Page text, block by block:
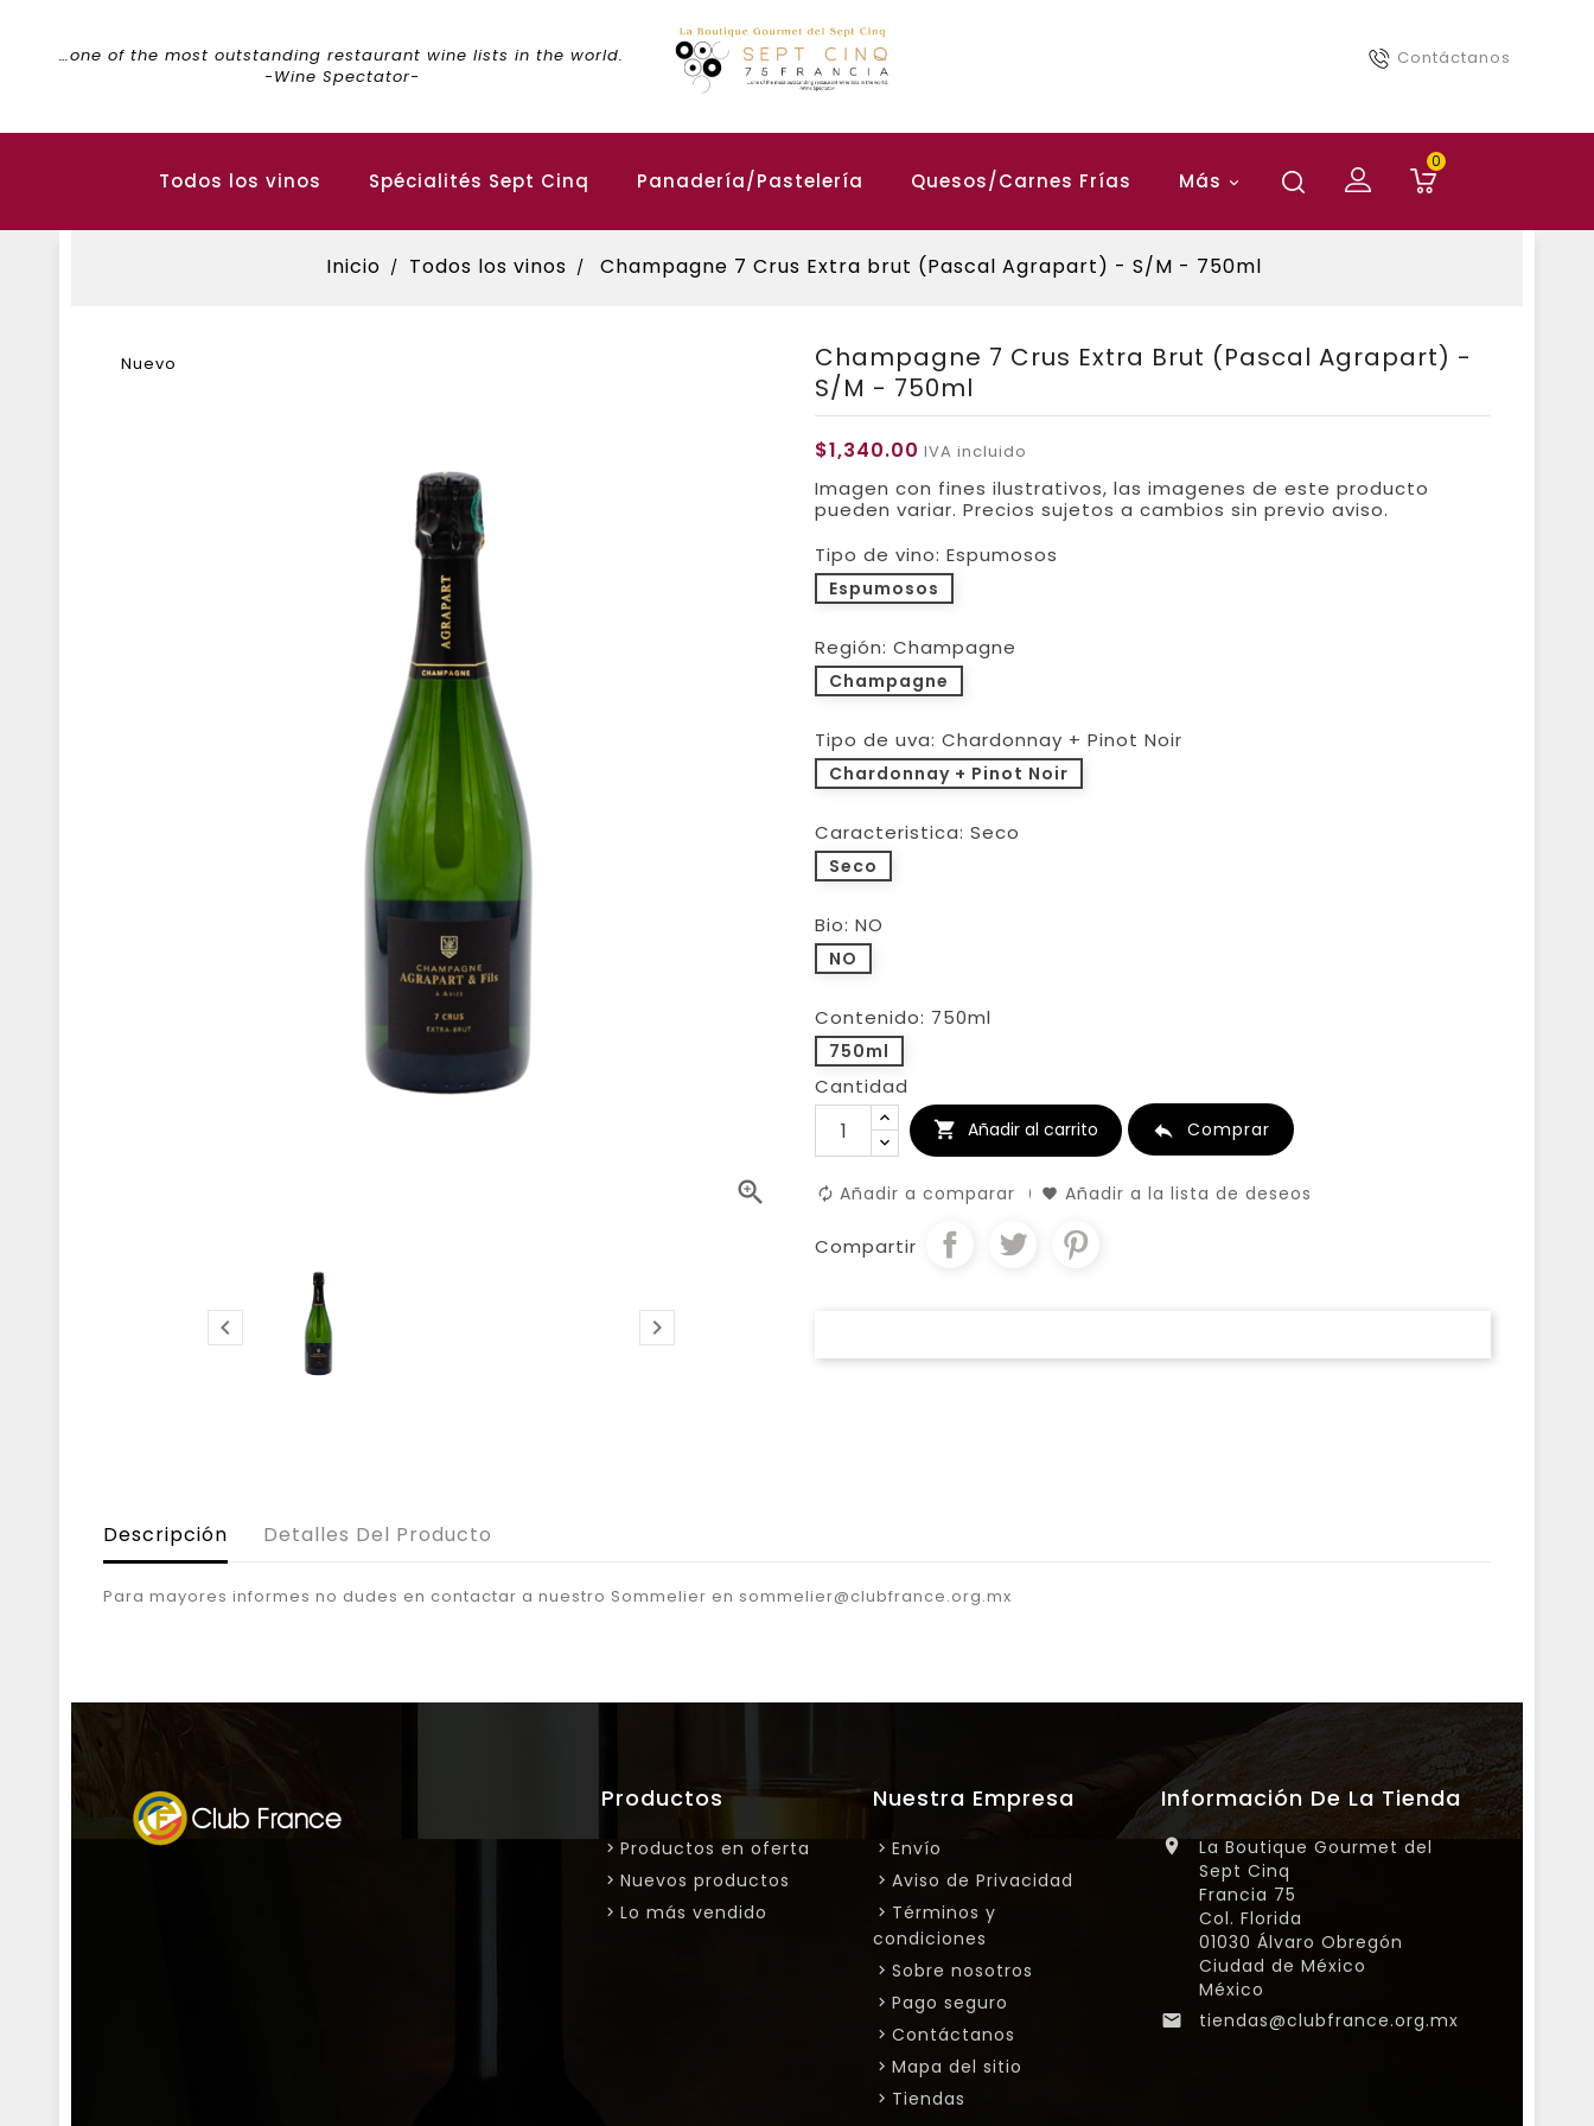
…one of the most outstanding restaurant wine lists in the world.
-Wine Spectator-
Contáctanos
Todos los vinos Spécialités Sept Cinq Panadería/Pastelería Quesos/Carnes Frías Más
0
Inicio Todos los vinos Champagne 7 Crus Extra brut (Pascal Agrapart) - S/M - 750ml
Nuevo

 
Champagne 7 Crus Extra Brut (Pascal Agrapart) -
S/M - 750ml
$1,340.00 IVA incluido
Imagen con fines ilustrativos, las imagenes de este producto
pueden variar. Precios sujetos a cambios sin previo aviso.
Tipo de vino: Espumosos
Espumosos
Región: Champagne
Champagne
Tipo de uva: Chardonnay + Pinot Noir
Chardonnay + Pinot Noir
Caracteristica: Seco
Seco
Bio: NO
NO
Contenido: 750ml
750ml
Cantidad
 Añadir al carrito  Comprar
Añadir a comparar Añadir a la lista de deseos
Compartir
Descripción Detalles Del Producto
Para mayores informes no dudes en contactar a nuestro Sommelier en sommelier@clubfrance.org.mx
Productos
Productos en oferta
Nuevos productos
Lo más vendido
Nuestra Empresa
Envío
Aviso de Privacidad
Términos y
condiciones
Sobre nosotros
Pago seguro
Contáctanos
Mapa del sitio
Tiendas
Información De La Tienda

La Boutique Gourmet del
Sept Cinq
Francia 75
Col. Florida
01030 Álvaro Obregón
Ciudad de México
México
 tiendas@clubfrance.org.mx